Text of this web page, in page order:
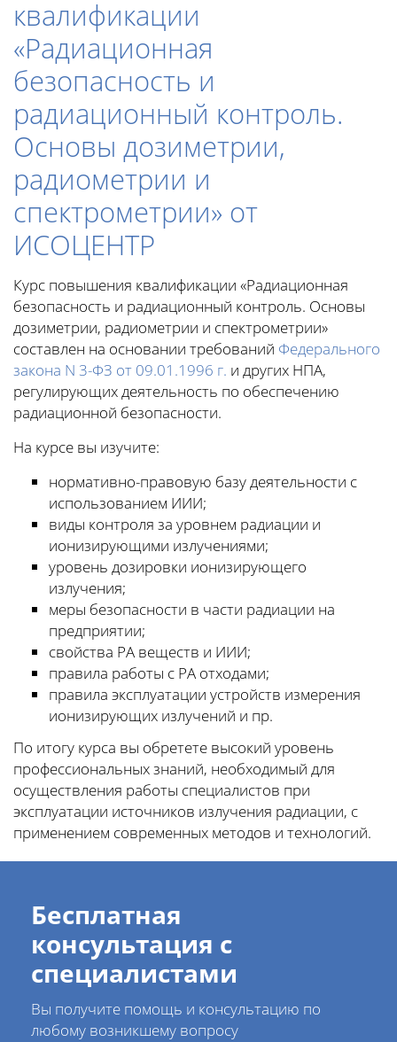
квалификации
«Радиационная
безопасность и
радиационный контроль.
Основы дозиметрии,
радиометрии и
спектрометрии» от
ИСОЦЕНТР
Курс повышения квалификации «Радиационная
безопасность и радиационный контроль. Основы
дозиметрии, радиометрии и спектрометрии»
составлен на основании требований Федерального
закона N 3-ФЗ от 09.01.1996 г. и других НПА,
регулирующих деятельность по обеспечению
радиационной безопасности.
На курсе вы изучите:
нормативно-правовую базу деятельности с
использованием ИИИ;
виды контроля за уровнем радиации и
ионизирующими излучениями;
уровень дозировки ионизирующего
излучения;
меры безопасности в части радиации на
предприятии;
свойства РА веществ и ИИИ;
правила работы с РА отходами;
правила эксплуатации устройств измерения
ионизирующих излучений и пр.
По итогу курса вы обретете высокий уровень
профессиональных знаний, необходимый для
осуществления работы специалистов при
эксплуатации источников излучения радиации, с
применением современных методов и технологий.
Бесплатная
консультация с
специалистами
Вы получите помощь и консультацию по
любому возникшему вопросу